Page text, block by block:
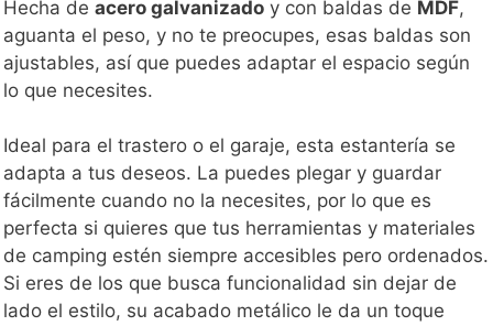
Hecha de acero galvanizado y con baldas de MDF,
aguanta el peso, y no te preocupes, esas baldas son
ajustables, así que puedes adaptar el espacio según
lo que necesites.
Ideal para el trastero o el garaje, esta estantería se
adapta a tus deseos. La puedes plegar y guardar
fácilmente cuando no la necesites, por lo que es
perfecta si quieres que tus herramientas y materiales
de camping estén siempre accesibles pero ordenados.
Si eres de los que busca funcionalidad sin dejar de
lado el estilo, su acabado metálico le da un toque